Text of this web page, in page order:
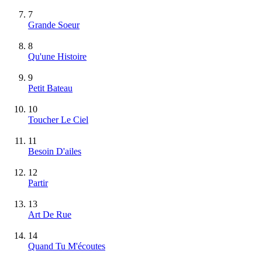
7
Grande Soeur
8
Qu'une Histoire
9
Petit Bateau
10
Toucher Le Ciel
11
Besoin D'ailes
12
Partir
13
Art De Rue
14
Quand Tu M'écoutes